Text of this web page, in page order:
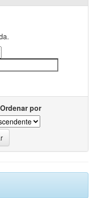
Ordenar por